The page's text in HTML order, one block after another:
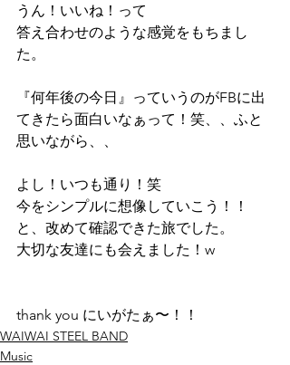
うん！いいね！って
答え合わせのような感覚をもちまし
た。
『何年後の今日』っていうのがFBに出
てきたら面白いなぁって！笑、、ふと
思いながら、、
よし！いつも通り！笑
今をシンプルに想像していこう！！
と、改めて確認できた旅でした。
大切な友達にも会えました！w
thank you にいがたぁ〜！！
WAIWAI STEEL BAND
Music